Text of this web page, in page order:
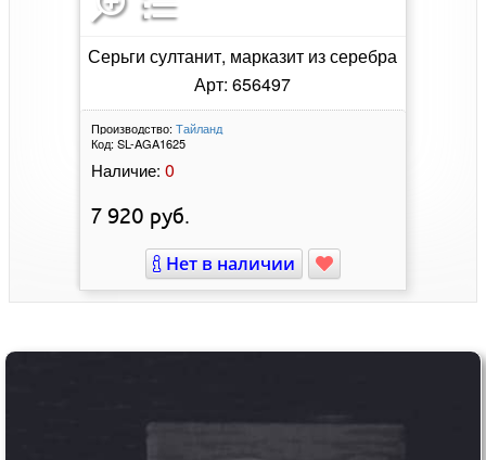
Серьги султанит, марказит из серебра
Арт: 656497
Производство: Тайланд
Код: SL-AGA1625
Наличие: 0
7 920 руб.
Нет в наличии